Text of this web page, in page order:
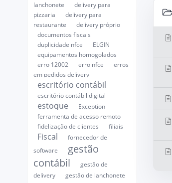
lanchonete
delivery para
pizzaria
delivery para
restaurante
delivery próprio
documentos fiscais
duplicidade nfce
ELGIN
equipamentos homogolados
erro 12002
erro nfce
erros
em pedidos delivery
escritório contábil
escritório contábil digital
estoque
Exception
ferramenta de acesso remoto
fidelização de clientes
filiais
Fiscal
fornecedor de
software
gestão
contábil
gestão de
delivery
gestão de lanchonete